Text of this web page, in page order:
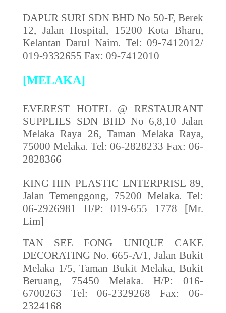
DAPUR SURI SDN BHD No 50-F, Berek
12, Jalan Hospital, 15200 Kota Bharu,
Kelantan Darul Naim. Tel: 09-7412012/
019-9332655 Fax: 09-7412010
[MELAKA]
EVEREST HOTEL @ RESTAURANT
SUPPLIES SDN BHD No 6,8,10 Jalan
Melaka Raya 26, Taman Melaka Raya,
75000 Melaka. Tel: 06-2828233 Fax: 06-
2828366
KING HIN PLASTIC ENTERPRISE 89,
Jalan Temenggong, 75200 Melaka. Tel:
06-2926981 H/P: 019-655 1778 [Mr.
Lim]
TAN SEE FONG UNIQUE CAKE
DECORATING No. 665-A/1, Jalan Bukit
Melaka 1/5, Taman Bukit Melaka, Bukit
Beruang, 75450 Melaka. H/P: 016-
6700263 Tel: 06-2329268 Fax: 06-
2324168